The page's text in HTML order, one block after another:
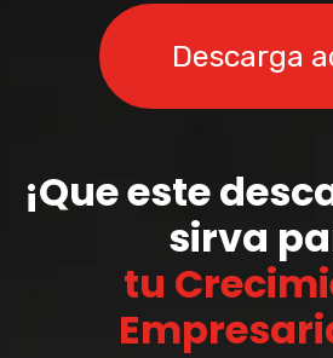
Descarga
¡Que este
sirva
tu